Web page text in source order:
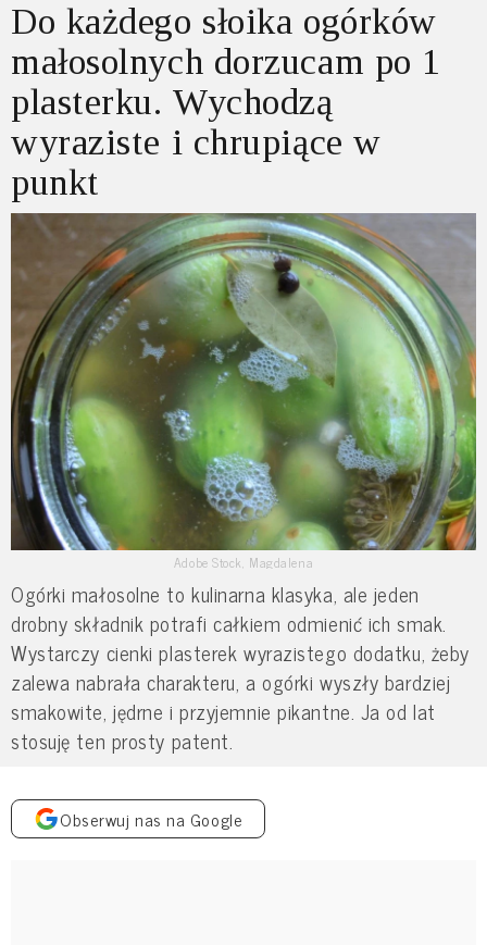
Do każdego słoika ogórków
małosolnych dorzucam po 1
plasterku. Wychodzą
wyraziste i chrupiące w
punkt
Adobe Stock, Magdalena
Ogórki małosolne to kulinarna klasyka, ale jeden
drobny składnik potrafi całkiem odmienić ich smak.
Wystarczy cienki plasterek wyrazistego dodatku, żeby
zalewa nabrała charakteru, a ogórki wyszły bardziej
smakowite, jędrne i przyjemnie pikantne. Ja od lat
stosuję ten prosty patent.
Obserwuj nas na Google